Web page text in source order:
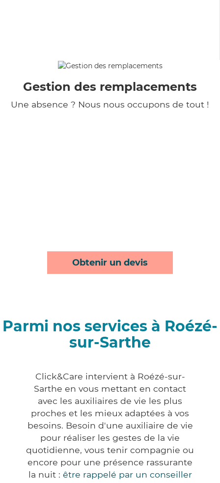
Gestion des remplacements
Une absence ? Nous nous occupons de tout !
Obtenir un devis
Parmi nos services à Roézé-
sur-Sarthe
Click&Care intervient à Roézé-sur-
Sarthe en vous mettant en contact
avec les auxiliaires de vie les plus
proches et les mieux adaptées à vos
besoins. Besoin d'une auxiliaire de vie
pour réaliser les gestes de la vie
quotidienne, vous tenir compagnie ou
encore pour une présence rassurante
la nuit : être rappelé par un conseiller